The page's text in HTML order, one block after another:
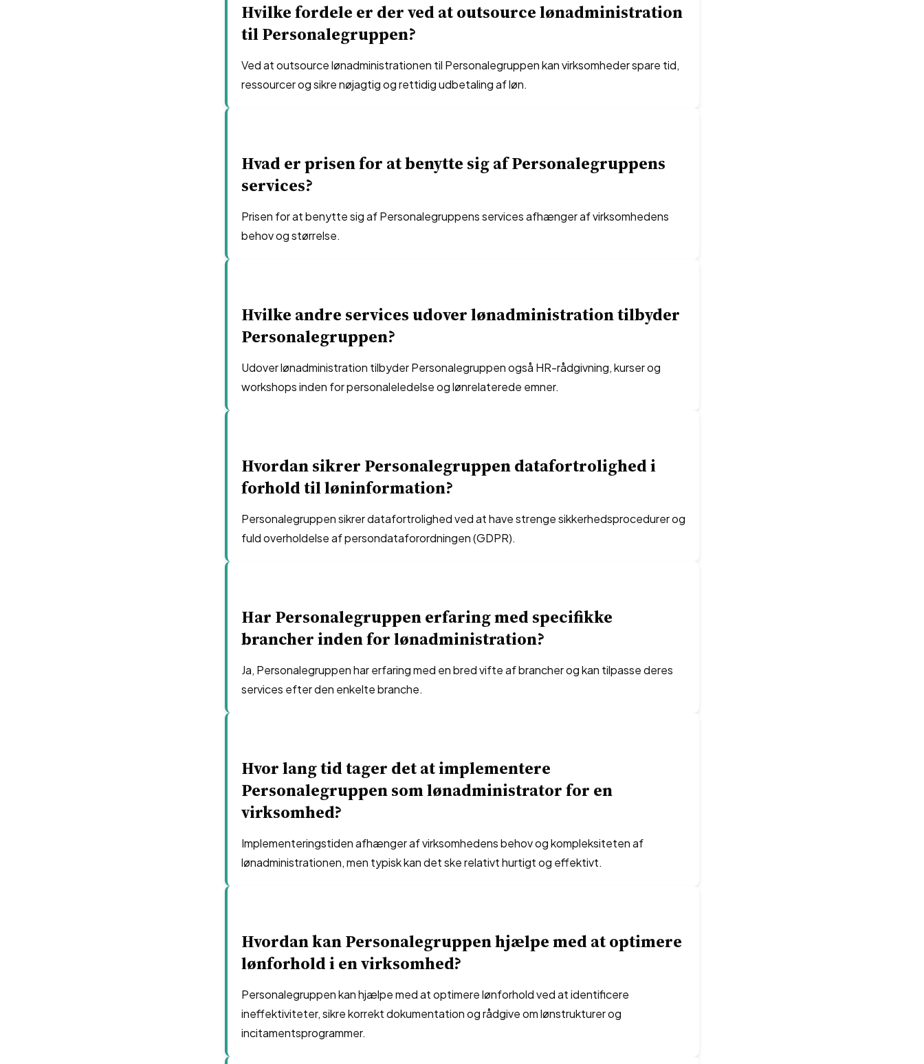
Hvilke fordele er der ved at outsource lønadministration
til Personalegruppen?
Ved at outsource lønadministrationen til Personalegruppen kan virksomheder spare tid,
ressourcer og sikre nøjagtig og rettidig udbetaling af løn.
Hvad er prisen for at benytte sig af Personalegruppens
services?
Prisen for at benytte sig af Personalegruppens services afhænger af virksomhedens
behov og størrelse.
Hvilke andre services udover lønadministration tilbyder
Personalegruppen?
Udover lønadministration tilbyder Personalegruppen også HR-rådgivning, kurser og
workshops inden for personaleledelse og lønrelaterede emner.
Hvordan sikrer Personalegruppen datafortrolighed i
forhold til løninformation?
Personalegruppen sikrer datafortrolighed ved at have strenge sikkerhedsprocedurer og
fuld overholdelse af persondataforordningen (GDPR).
Har Personalegruppen erfaring med specifikke
brancher inden for lønadministration?
Ja, Personalegruppen har erfaring med en bred vifte af brancher og kan tilpasse deres
services efter den enkelte branche.
Hvor lang tid tager det at implementere
Personalegruppen som lønadministrator for en
virksomhed?
Implementeringstiden afhænger af virksomhedens behov og kompleksiteten af
lønadministrationen, men typisk kan det ske relativt hurtigt og effektivt.
Hvordan kan Personalegruppen hjælpe med at optimere
lønforhold i en virksomhed?
Personalegruppen kan hjælpe med at optimere lønforhold ved at identificere
ineffektiviteter, sikre korrekt dokumentation og rådgive om lønstrukturer og
incitamentsprogrammer.